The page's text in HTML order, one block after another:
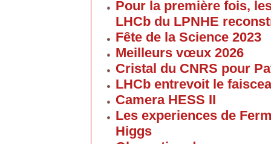
Pour la première fois,
LHCb du LPNHE
Fête de la Science 2023
Meilleurs vœux 2026
Cristal du CNRS pour
LHCb entrevoit le
Camera HESS II
Les experiences de
Higgs